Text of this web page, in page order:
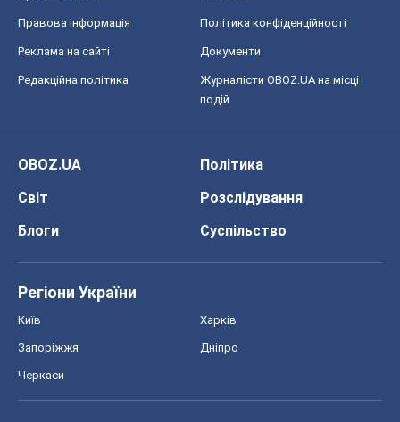
Правова інформація Політика конфіденційності
Реклама на сайті Документи
Редакційна політика
Журналісти OBOZ.UA на місці
подій
OBOZ.UA
Політика
Світ
Розслідування
Блоги
Суспільство
Регіони України
Київ Харків
Запоріжжя Дніпро
Черкаси